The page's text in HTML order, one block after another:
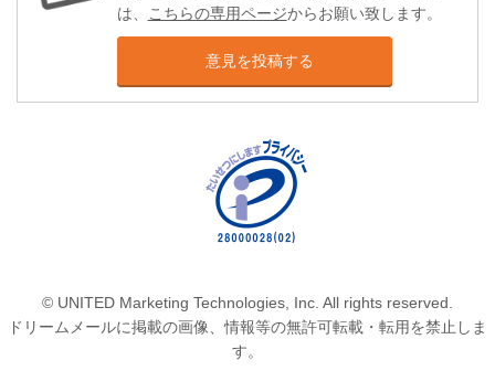
は、 こちらの専用ページからお願い致します。
意見を投稿する
© UNITED Marketing Technologies, Inc. All rights reserved.
ドリームメールに掲載の画像、情報等の無許可転載・転用を禁止しま
す。